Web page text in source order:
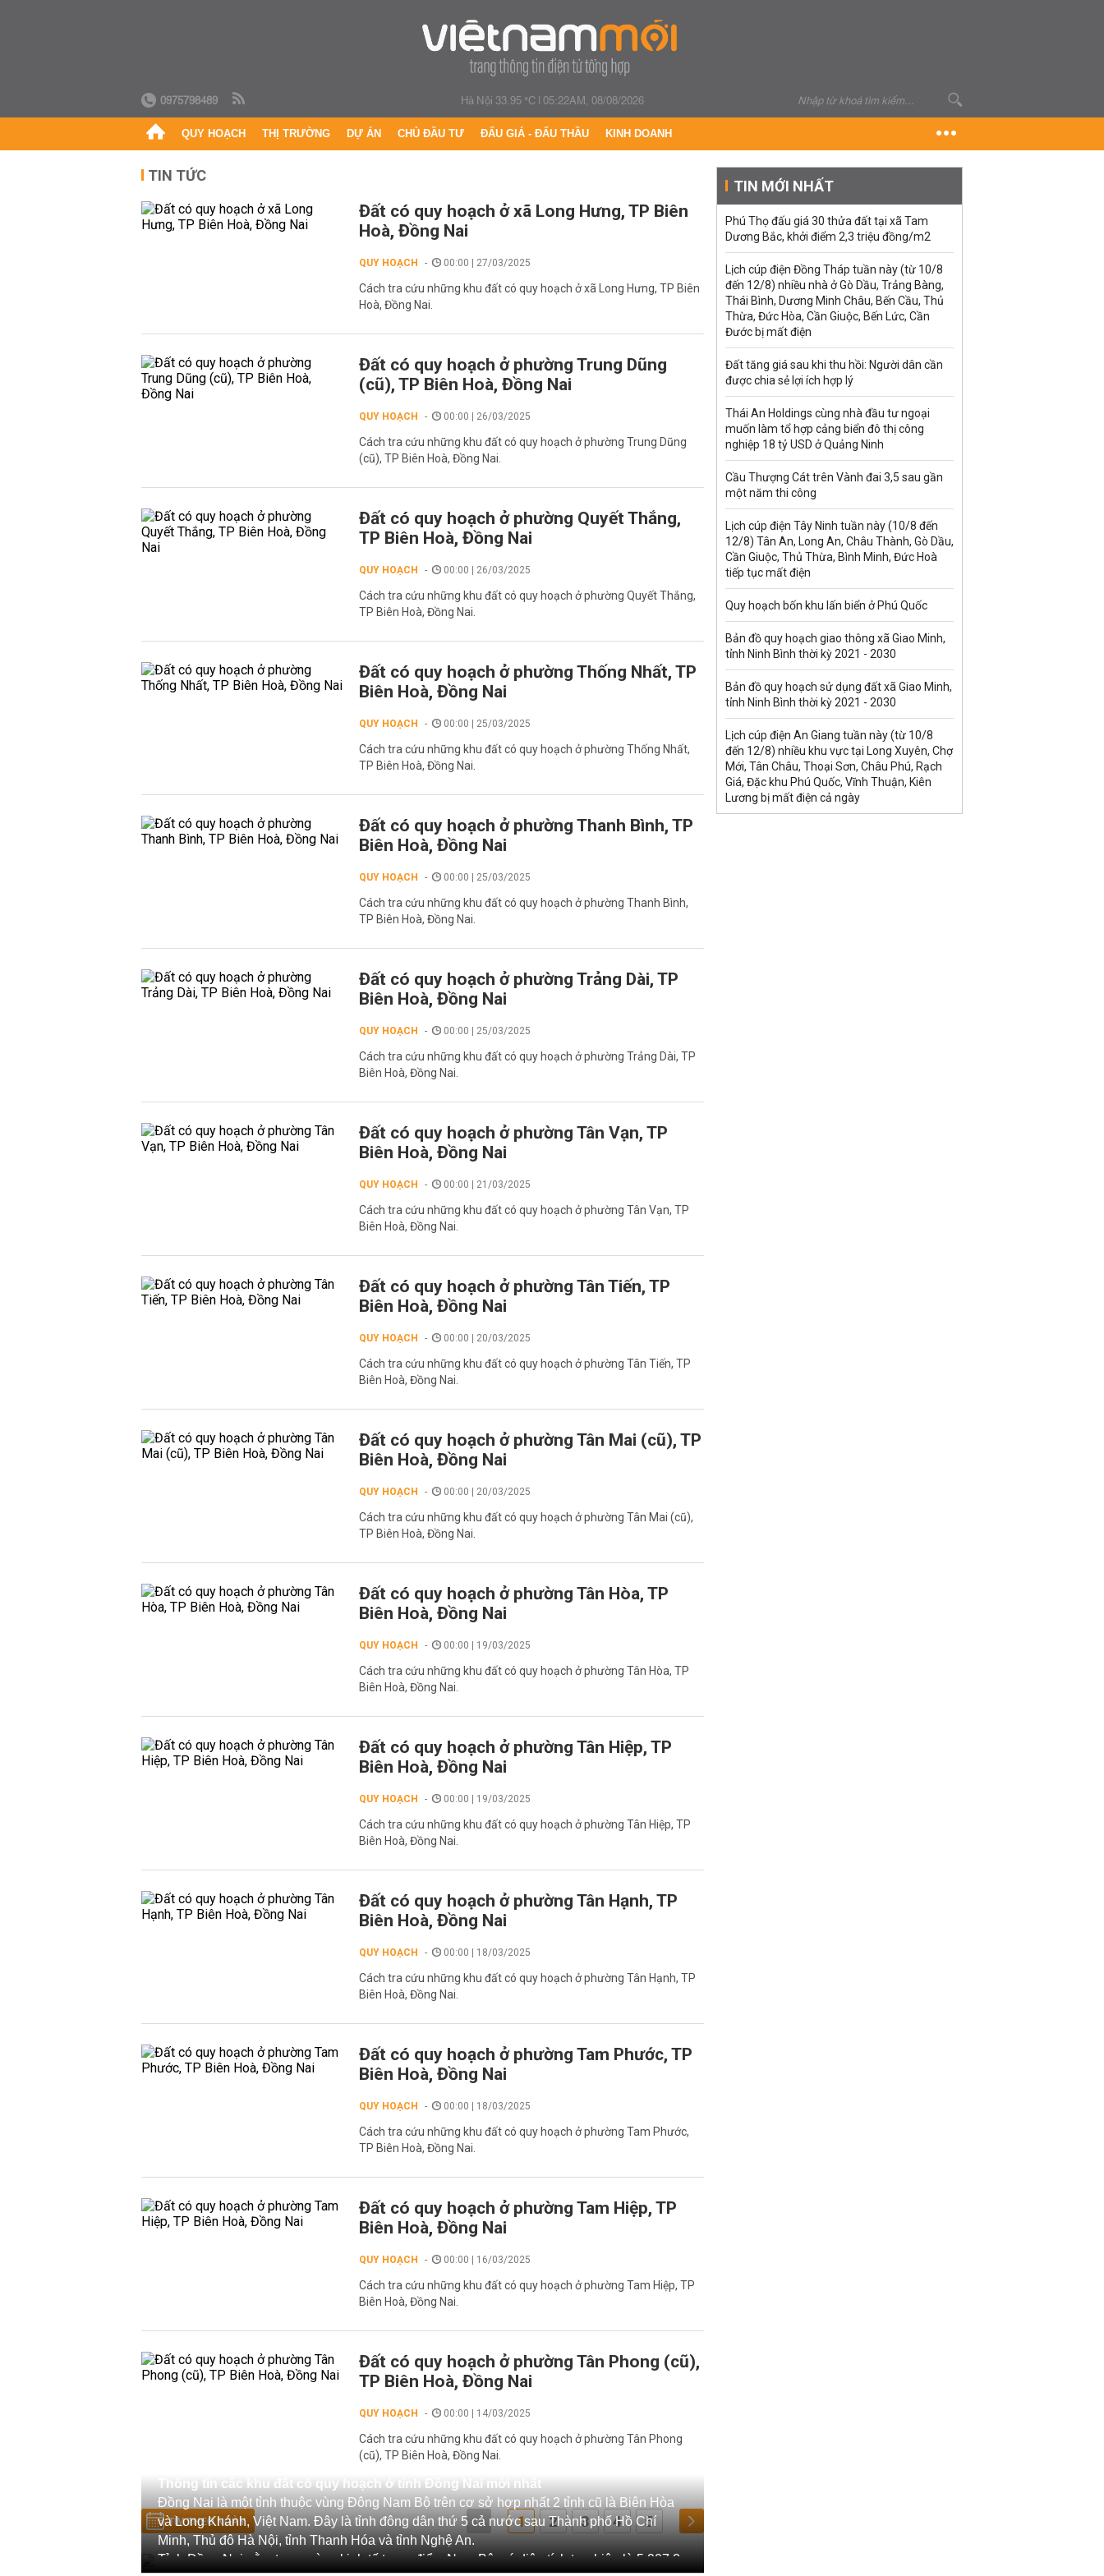
0975798489 Hà Nội 33.95 °C|05:22AM, 08/08/2026
QUY HOẠCH THỊ TRƯỜNG DỰ ÁN CHỦ ĐẦU TƯ ĐẤU GIÁ - ĐẤU THẦU KINH DOANH
TIN TỨC
Đất có quy hoạch ở xã Long Hưng, TP Biên
Hoà, Đồng Nai
QUY HOẠCH 00:00 | 27/03/2025
Cách tra cứu những khu đất có quy hoạch ở xã Long Hưng, TP Biên
Hoà, Đồng Nai.
Đất có quy hoạch ở phường Trung Dũng
(cũ), TP Biên Hoà, Đồng Nai
QUY HOẠCH 00:00 | 26/03/2025
Cách tra cứu những khu đất có quy hoạch ở phường Trung Dũng
(cũ), TP Biên Hoà, Đồng Nai.
Đất có quy hoạch ở phường Quyết Thắng,
TP Biên Hoà, Đồng Nai
QUY HOẠCH 00:00 | 26/03/2025
Cách tra cứu những khu đất có quy hoạch ở phường Quyết Thắng,
TP Biên Hoà, Đồng Nai.
Đất có quy hoạch ở phường Thống Nhất, TP
Biên Hoà, Đồng Nai
QUY HOẠCH 00:00 | 25/03/2025
Cách tra cứu những khu đất có quy hoạch ở phường Thống Nhất,
TP Biên Hoà, Đồng Nai.
Đất có quy hoạch ở phường Thanh Bình, TP
Biên Hoà, Đồng Nai
QUY HOẠCH 00:00 | 25/03/2025
Cách tra cứu những khu đất có quy hoạch ở phường Thanh Bình,
TP Biên Hoà, Đồng Nai.
Đất có quy hoạch ở phường Trảng Dài, TP
Biên Hoà, Đồng Nai
QUY HOẠCH 00:00 | 25/03/2025
Cách tra cứu những khu đất có quy hoạch ở phường Trảng Dài, TP
Biên Hoà, Đồng Nai.
Đất có quy hoạch ở phường Tân Vạn, TP
Biên Hoà, Đồng Nai
QUY HOẠCH 00:00 | 21/03/2025
Cách tra cứu những khu đất có quy hoạch ở phường Tân Vạn, TP
Biên Hoà, Đồng Nai.
Đất có quy hoạch ở phường Tân Tiến, TP
Biên Hoà, Đồng Nai
QUY HOẠCH 00:00 | 20/03/2025
Cách tra cứu những khu đất có quy hoạch ở phường Tân Tiến, TP
Biên Hoà, Đồng Nai.
Đất có quy hoạch ở phường Tân Mai (cũ), TP
Biên Hoà, Đồng Nai
QUY HOẠCH 00:00 | 20/03/2025
Cách tra cứu những khu đất có quy hoạch ở phường Tân Mai (cũ),
TP Biên Hoà, Đồng Nai.
Đất có quy hoạch ở phường Tân Hòa, TP
Biên Hoà, Đồng Nai
QUY HOẠCH 00:00 | 19/03/2025
Cách tra cứu những khu đất có quy hoạch ở phường Tân Hòa, TP
Biên Hoà, Đồng Nai.
Đất có quy hoạch ở phường Tân Hiệp, TP
Biên Hoà, Đồng Nai
QUY HOẠCH 00:00 | 19/03/2025
Cách tra cứu những khu đất có quy hoạch ở phường Tân Hiệp, TP
Biên Hoà, Đồng Nai.
Đất có quy hoạch ở phường Tân Hạnh, TP
Biên Hoà, Đồng Nai
QUY HOẠCH 00:00 | 18/03/2025
Cách tra cứu những khu đất có quy hoạch ở phường Tân Hạnh, TP
Biên Hoà, Đồng Nai.
Đất có quy hoạch ở phường Tam Phước, TP
Biên Hoà, Đồng Nai
QUY HOẠCH 00:00 | 18/03/2025
Cách tra cứu những khu đất có quy hoạch ở phường Tam Phước,
TP Biên Hoà, Đồng Nai.
Đất có quy hoạch ở phường Tam Hiệp, TP
Biên Hoà, Đồng Nai
QUY HOẠCH 00:00 | 16/03/2025
Cách tra cứu những khu đất có quy hoạch ở phường Tam Hiệp, TP
Biên Hoà, Đồng Nai.
Đất có quy hoạch ở phường Tân Phong (cũ),
TP Biên Hoà, Đồng Nai
QUY HOẠCH 00:00 | 14/03/2025
Cách tra cứu những khu đất có quy hoạch ở phường Tân Phong
(cũ), TP Biên Hoà, Đồng Nai.
TÌM THEO NGÀY 1 2 3 4 5
Thông tin các khu đất có quy hoạch ở tỉnh Đồng Nai mới nhất
Đồng Nai là một tỉnh thuộc vùng Đông Nam Bộ trên cơ sở hợp nhất 2 tỉnh cũ là Biên Hòa
và Long Khánh, Việt Nam. Đây là tỉnh đông dân thứ 5 cả nước sau Thành phố Hồ Chí
Minh, Thủ đô Hà Nội, tỉnh Thanh Hóa và tỉnh Nghệ An.
Tỉnh Đồng Nai nằm trong vùng kinh tế trọng điểm Nam Bộ, có diện tích tự nhiên là 5.907,2
TIN MỚI NHẤT
Phú Thọ đấu giá 30 thửa đất tại xã Tam
Dương Bắc, khởi điểm 2,3 triệu đồng/m2
Lịch cúp điện Đồng Tháp tuần này (từ 10/8
đến 12/8) nhiều nhà ở Gò Dầu, Trảng Bàng,
Thái Bình, Dương Minh Châu, Bến Cầu, Thủ
Thừa, Đức Hòa, Cần Giuộc, Bến Lức, Cần
Đước bị mất điện
Đất tăng giá sau khi thu hồi: Người dân cần
được chia sẻ lợi ích hợp lý
Thái An Holdings cùng nhà đầu tư ngoại
muốn làm tổ hợp cảng biển đô thị công
nghiệp 18 tỷ USD ở Quảng Ninh
Cầu Thượng Cát trên Vành đai 3,5 sau gần
một năm thi công
Lịch cúp điện Tây Ninh tuần này (10/8 đến
12/8) Tân An, Long An, Châu Thành, Gò Dầu,
Cần Giuộc, Thủ Thừa, Bình Minh, Đức Hoà
tiếp tục mất điện
Quy hoạch bốn khu lấn biển ở Phú Quốc
Bản đồ quy hoạch giao thông xã Giao Minh,
tỉnh Ninh Bình thời kỳ 2021 - 2030
Bản đồ quy hoạch sử dụng đất xã Giao Minh,
tỉnh Ninh Bình thời kỳ 2021 - 2030
Lịch cúp điện An Giang tuần này (từ 10/8
đến 12/8) nhiều khu vực tại Long Xuyên, Chợ
Mới, Tân Châu, Thoại Sơn, Châu Phú, Rạch
Giá, Đặc khu Phú Quốc, Vĩnh Thuận, Kiên
Lương bị mất điện cả ngày